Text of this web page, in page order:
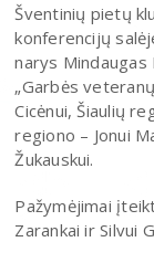
Šventinių pietų
konferencijų
narys
„Garbės
Cicėnui, Šiaulių
regiono – Jonui
Žukauskui.
Pažymėjimai
Zarankai ir Silvui